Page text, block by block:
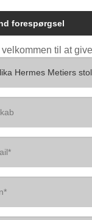
forespørgsel
til at